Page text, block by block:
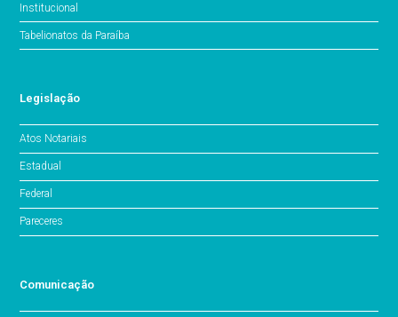
Institucional
Tabelionatos da Paraíba
Legislação
Atos Notariais
Estadual
Federal
Pareceres
Comunicação